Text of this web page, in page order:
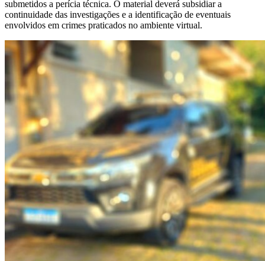
submetidos a perícia técnica. O material deverá subsidiar a
continuidade das investigações e a identificação de eventuais
envolvidos em crimes praticados no ambiente virtual.